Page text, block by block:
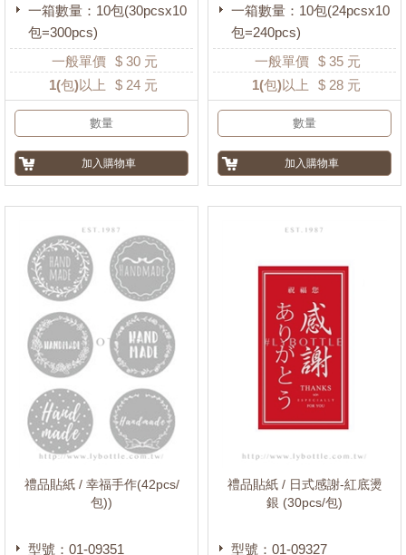
一箱數量：10包(30pcsx10
包=300pcs)
一般單價 $ 30 元
1(包)以上 $ 24 元
一箱數量：10包(24pcsx10
包=240pcs)
一般單價 $ 35 元
1(包)以上 $ 28 元
禮品貼紙 / 幸福手作(42pcs/
包))
型號：01-09351
禮品貼紙 / 日式感謝-紅底燙
銀 (30pcs/包)
型號：01-09327